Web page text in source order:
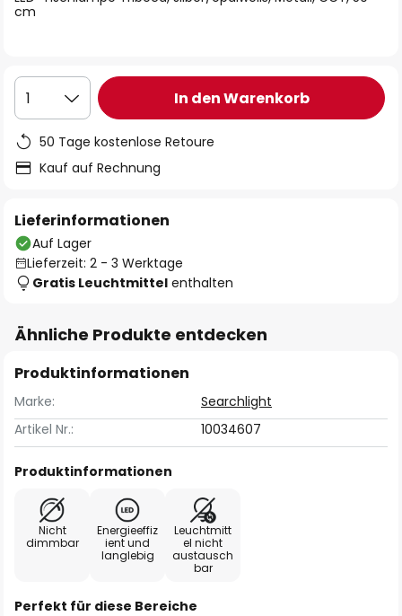
cm
1 In den Warenkorb
50 Tage kostenlose Retoure
Kauf auf Rechnung
Lieferinformationen
Auf Lager
Lieferzeit: 2 - 3 Werktage
Gratis Leuchtmittel enthalten
Ähnliche Produkte entdecken
Produktinformationen
Marke:
Searchlight
Artikel Nr.:
10034607
Produktinformationen
Nicht
dimmbar
Energieeffiz
ient und
langlebig
Leuchtmitt
el nicht
austausch
bar
Perfekt für diese Bereiche